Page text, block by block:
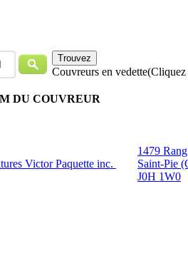
Couvreurs en vedette(Cliquez
DU COUVREUR
Victor Paquette inc.
1479
Saint-Pie
J0H 1W0